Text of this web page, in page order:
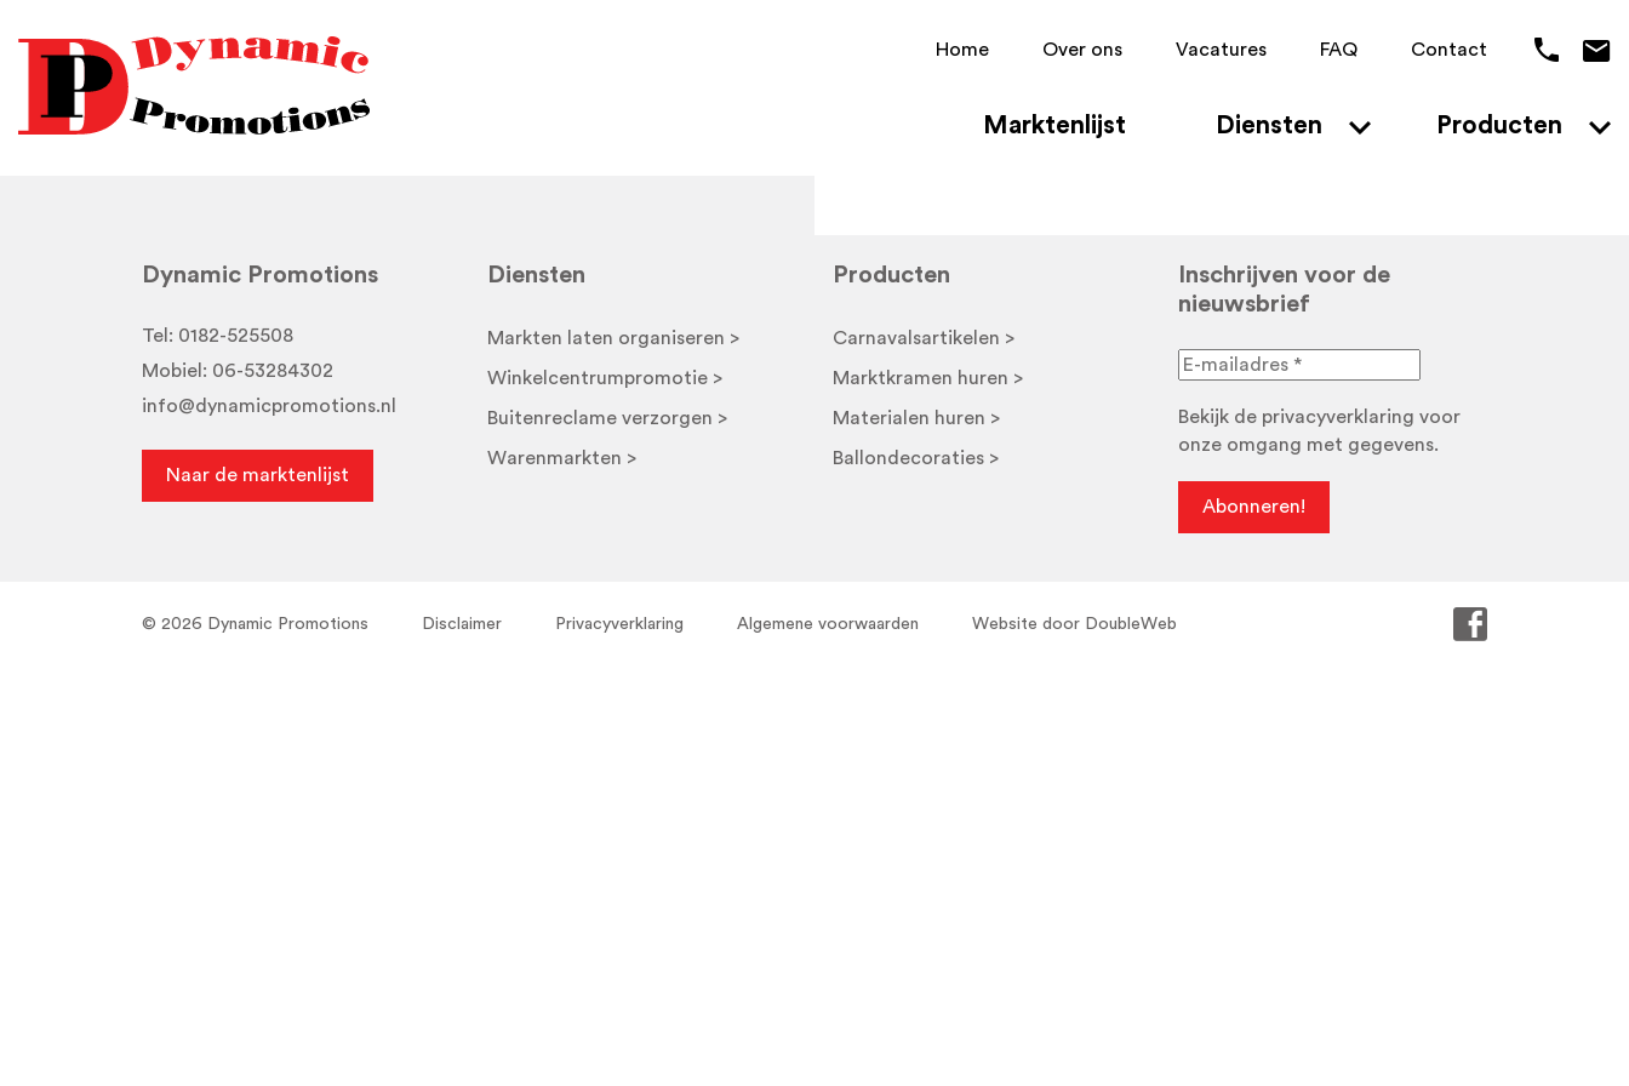
Home Over ons Vacatures FAQ Contact
Marktenlijst Diensten Producten
Dynamic Promotions
Tel: 0182-525508
Mobiel: 06-53284302
info@dynamicpromotions.nl
Naar de marktenlijst
Diensten
Markten laten organiseren >
Winkelcentrumpromotie >
Buitenreclame verzorgen >
Warenmarkten >
Producten
Carnavalsartikelen >
Marktkramen huren >
Materialen huren >
Ballondecoraties >
Inschrijven voor de
nieuwsbrief
Bekijk de privacyverklaring voor
onze omgang met gegevens.
© 2026 Dynamic Promotions Disclaimer Privacyverklaring Algemene voorwaarden Website door DoubleWeb